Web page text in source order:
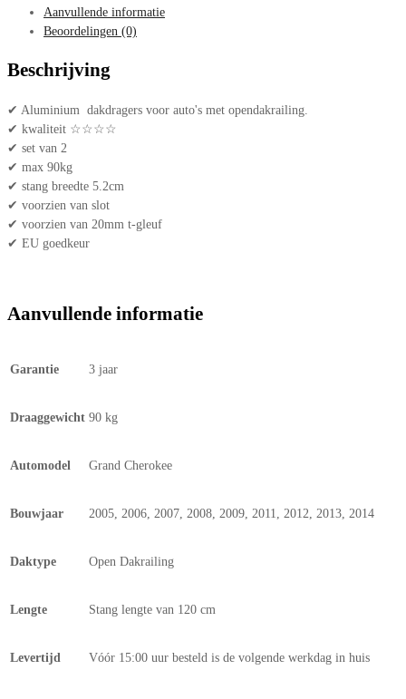
Aanvullende informatie
Beoordelingen (0)
Beschrijving
✔ Aluminium dakdragers voor auto's met opendakrailing.
✔ kwaliteit ☆☆☆☆
✔ set van 2
✔ max 90kg
✔ stang breedte 5.2cm
✔ voorzien van slot
✔ voorzien van 20mm t-gleuf
✔ EU goedkeur
Aanvullende informatie
Garantie 3 jaar
Draaggewicht 90 kg
Automodel Grand Cherokee
Bouwjaar 2005, 2006, 2007, 2008, 2009, 2011, 2012, 2013, 2014
Daktype Open Dakrailing
Lengte Stang lengte van 120 cm
Levertijd Vóór 15:00 uur besteld is de volgende werkdag in huis